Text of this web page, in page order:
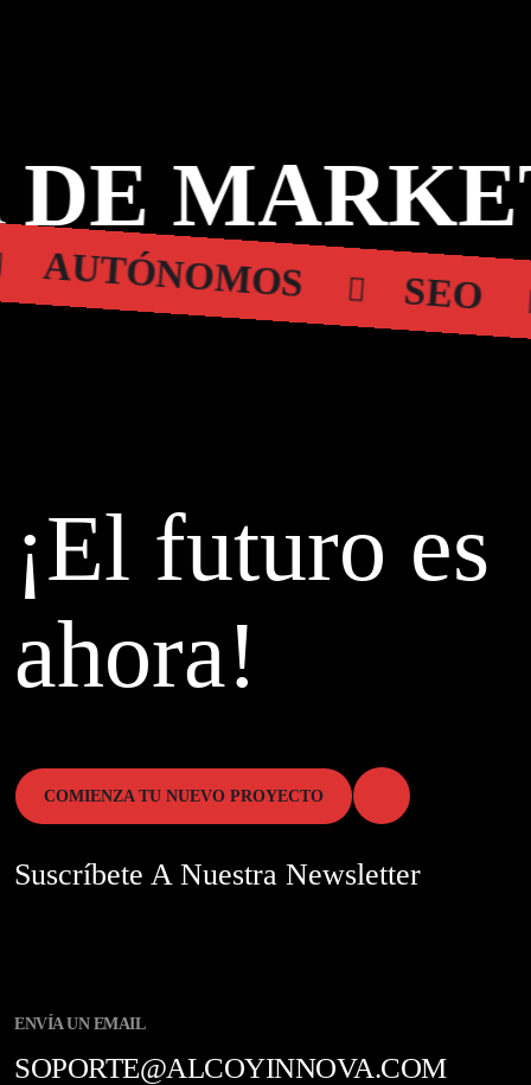
AUTÓNOMOS SEO
¡El futuro es
ahora!
COMIENZA TU NUEVO PROYECTO
Suscríbete A Nuestra Newsletter
ENVÍA UN EMAIL
SOPORTE@ALCOYINNOVA.COM